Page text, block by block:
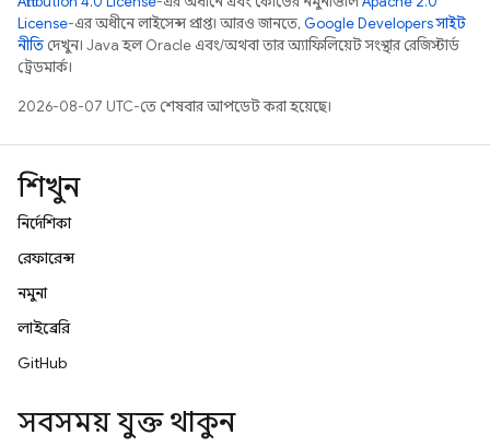
License-এর অধীনে লাইসেন্স প্রাপ্ত। আরও জানতে,Google Developers সাইট
নীতি দেখুন। Java হল Oracle এবং/অথবা তার অ্যাফিলিয়েট সংস্থার রেজিস্টার্ড
ট্রেডমার্ক।
2026-08-07 UTC-তে শেষবার আপডেট করা হয়েছে।
শিখুন
নির্দেশিকা
রেফারেন্স
নমুনা
লাইব্রেরি
GitHub
সবসময় যুক্ত থাকুন